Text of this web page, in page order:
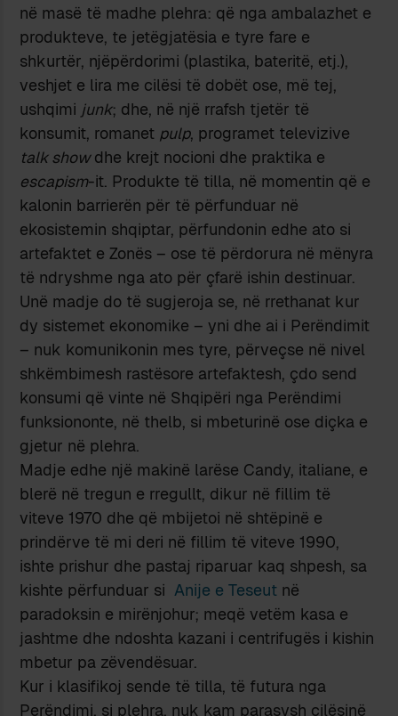
në masë të madhe plehra: që nga ambalazhet e
produkteve, te jetëgjatësia e tyre fare e
shkurtër, njëpërdorimi (plastika, bateritë, etj.),
veshjet e lira me cilësi të dobët ose, më tej,
ushqimi junk; dhe, në një rrafsh tjetër të
konsumit, romanet pulp, programet televizive
talk showdhe krejt nocioni dhe praktika e
escapism-it. Produkte të tilla, në momentin që e
kalonin barrierën për të përfunduar në
ekosistemin shqiptar, përfundonin edhe ato si
artefaktet e Zonës – ose të përdorura në mënyra
të ndryshme nga ato për çfarë ishin destinuar.
Unë madje do të sugjeroja se, në rrethanat kur
dy sistemet ekonomike – yni dhe ai i Perëndimit
– nuk komunikonin mes tyre, përveçse në nivel
shkëmbimesh rastësore artefaktesh, çdo send
konsumi që vinte në Shqipëri nga Perëndimi
funksiononte, në thelb, si mbeturinë ose diçka e
gjetur në plehra.
Madje edhe një makinë larëse Candy, italiane, e
blerë në tregun e rregullt, dikur në fillim të
viteve 1970 dhe që mbijetoi në shtëpinë e
prindërve të mi deri në fillim të viteve 1990,
ishte prishur dhe pastaj riparuar kaq shpesh, sa
kishte përfunduar siAnije e Teseut në
paradoksin e mirënjohur; meqë vetëm kasa e
jashtme dhe ndoshta kazani i centrifugës i kishin
mbetur pa zëvendësuar.
Kur i klasifikoj sende të tilla, të futura nga
Perëndimi, si plehra, nuk kam parasysh cilësinë